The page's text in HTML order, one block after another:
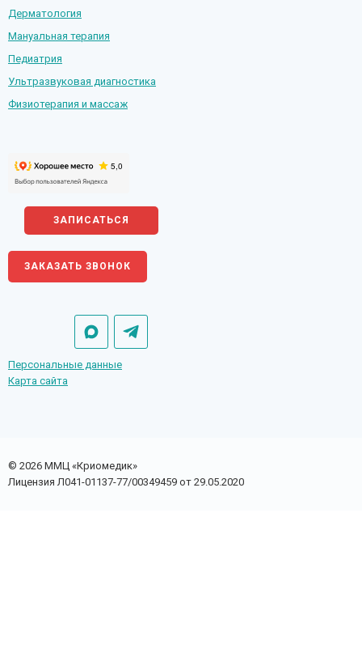
Дерматология
Мануальная терапия
Педиатрия
Ультразвуковая диагностика
Физиотерапия и массаж
ЗАПИСАТЬСЯ
ЗАКАЗАТЬ ЗВОНОК
Персональные данные
Карта сайта
© 2026 ММЦ «Криомедик»
Лицензия Л041-01137-77/00349459 от 29.05.2020